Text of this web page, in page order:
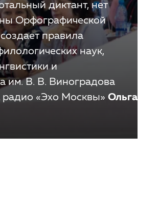
диктант, нет
Орфографической
правила
наук,
и
им. В. В. Виноградова
«Эхо Москвы» Ольга